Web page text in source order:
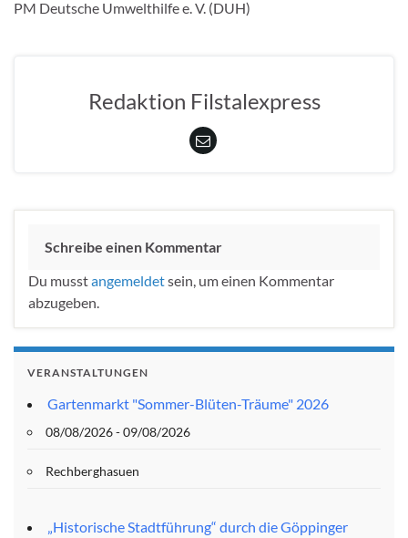
PM Deutsche Umwelthilfe e. V. (DUH)
Redaktion Filstalexpress
Schreibe einen Kommentar
Du musstangemeldetsein, um einen Kommentar
abzugeben.
VERANSTALTUNGEN
Gartenmarkt "Sommer-Blüten-Träume" 2026
08/08/2026 - 09/08/2026
Rechberghasuen
„Historische Stadtführung“ durch die Göppinger